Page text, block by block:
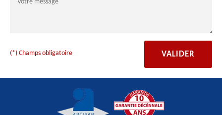
(*) Champs obligatoire